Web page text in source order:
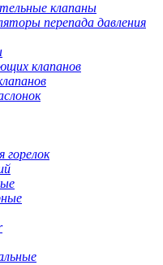
клапаны
перепада давления
клапанов
горелок